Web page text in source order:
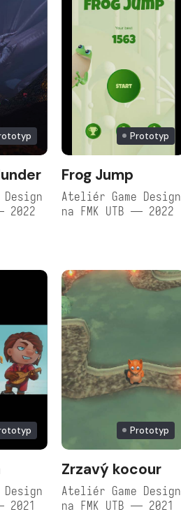
2022
Prototyp
Frog Jump
Ateliér Game Design
na FMK UTB — 2022
2021
Prototyp
Zrzavý kocour
Ateliér Game Design
na FMK UTB — 2021